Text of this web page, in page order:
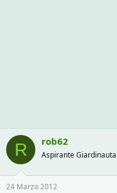
R rob62
Aspirante Giardinauta
24 Marzo 2012